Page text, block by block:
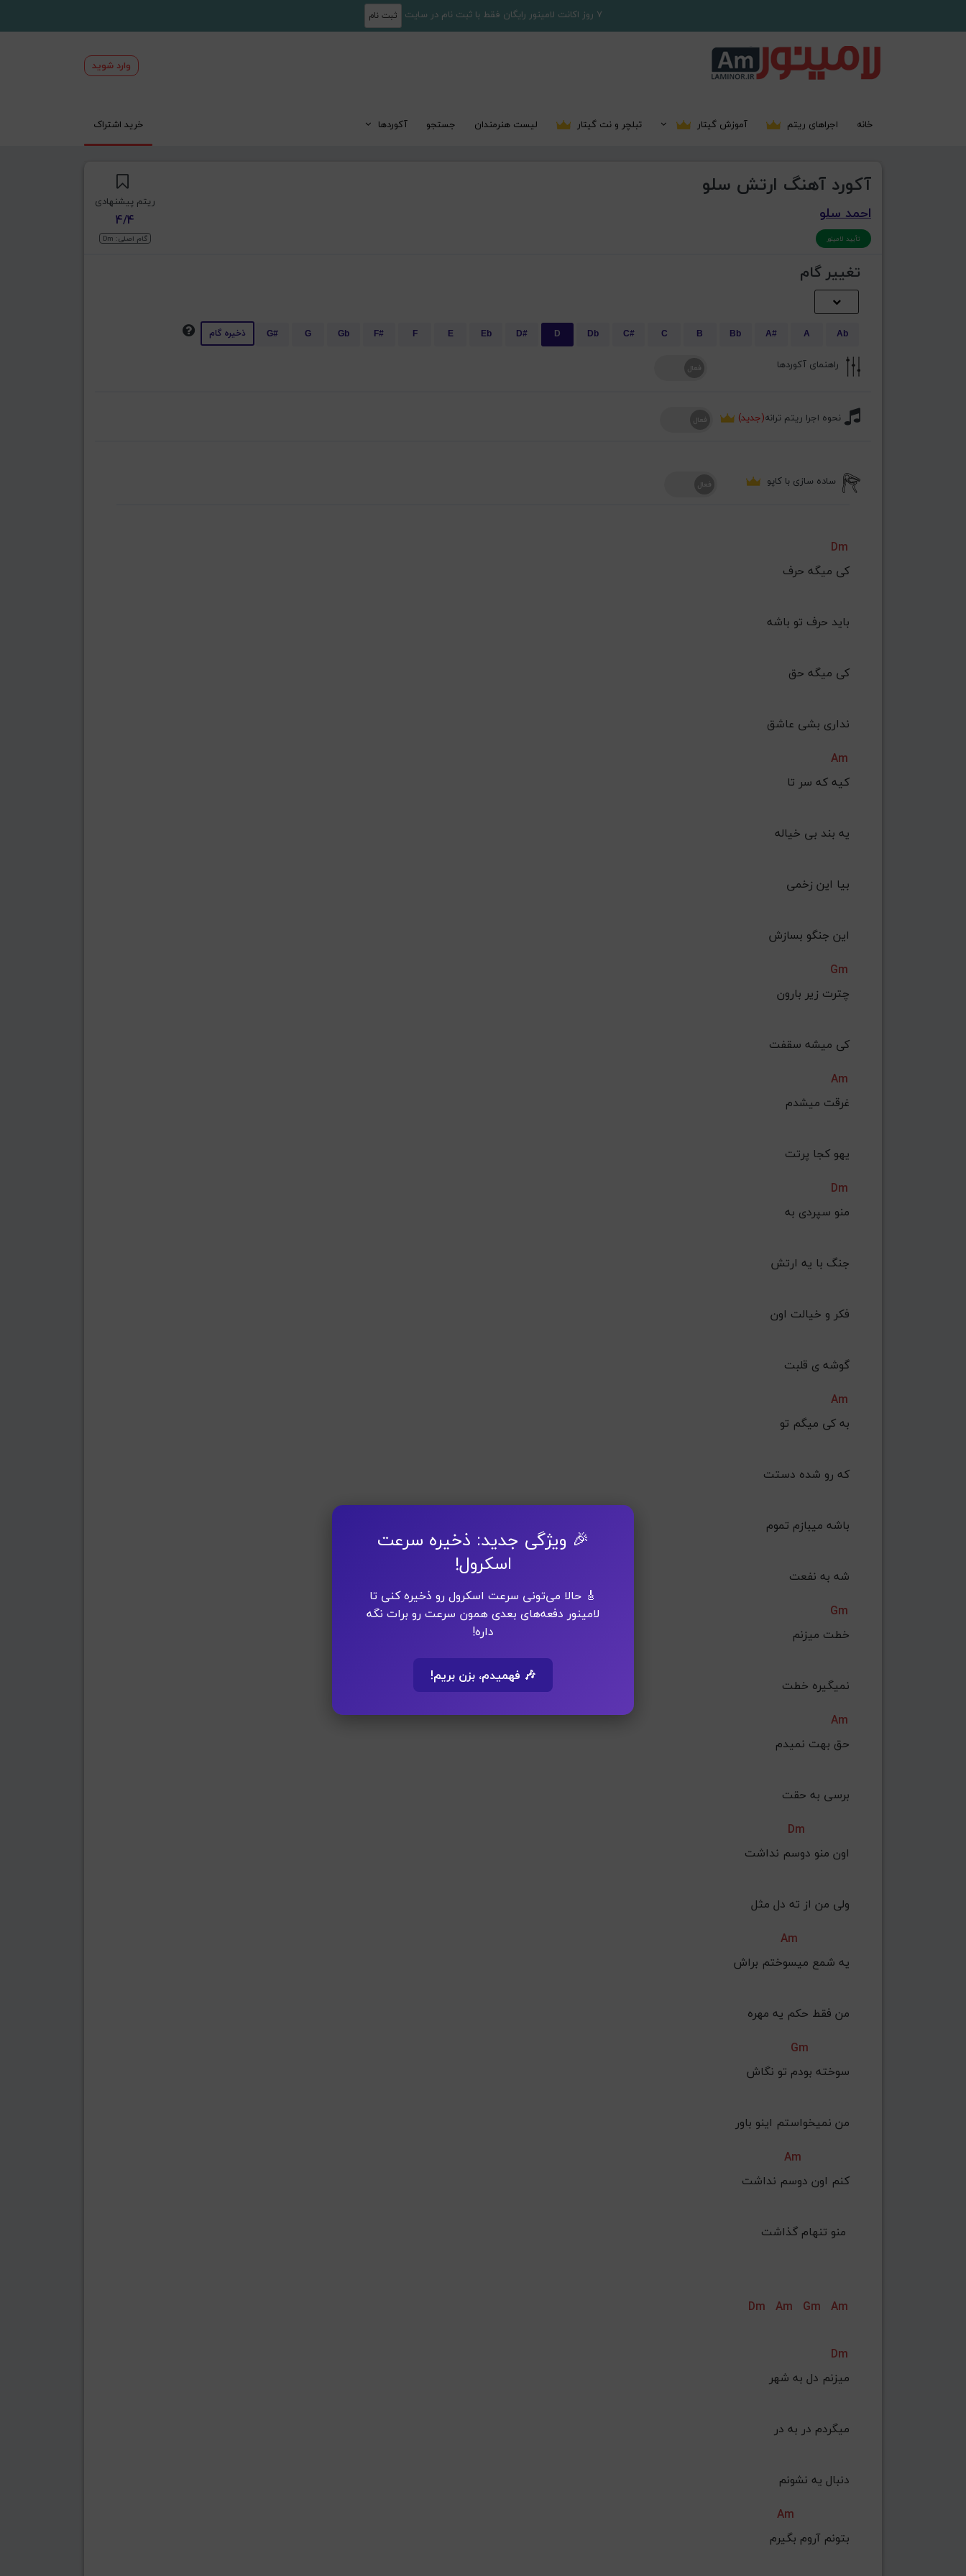
7 روز اکانت لامینور رایگان فقط با ثبت نام در سایت ثبت نام
وارد شوید
خانه اجراهای ریتم آموزش گیتار تبلچر و نت گیتار لیست هنرمندان جستجو آکوردها خرید اشتراک
آکورد آهنگ ارتش سلو
احمد سلو
تأیید لامینور
ریتم پیشنهادی
4/4
گام اصلی: Dm
تغییر گام
🎉 ویژگی جدید: ذخیره سرعت
اسکرول!
🎸 حالا می‌تونی سرعت اسکرول رو ذخیره کنی تا
لامینور دفعه‌های بعدی همون سرعت رو برات نگه
داره!
🎶 فهمیدم، بزن بریم!
Ab
A
A#
Bb
B
C
C#
Db
D
D#
Eb
E
F
F#
Gb
G
G# ذخیره گام
راهنمای آکوردها
نحوه اجرا ریتم ترانه(جدید)
ساده سازی با کاپو
Dm
کی میگه حرف
باید حرف تو باشه
کی میگه حق
نداری بشی عاشق
Am
کیه که سر تا
یه بند بی خیاله
بیا این زخمی
این جنگو بسازش
Gm
چترت زیر بارون
کی میشه سقفت
Am
غرقت میشدم
یهو کجا پرتت
Dm
منو سپردی به
جنگ با یه ارتش
فکر و خیالت اون
گوشه ی قلبت
Am
به کی میگم تو
که رو شده دستت
باشه میبازم تموم
شه به نفعت
Gm
خطت میزنم
نمیگیره خطت
Am
حق بهت نمیدم
برسی به حقت
Dm
اون منو دوسم نداشت
ولی من از ته دل مثل
Am
یه شمع میسوختم براش
من فقط حکم یه مهره
Gm
سوخته بودم تو نگاش
من نمیخواستم اینو باور
Am
کنم اون دوسم نداشت
Dm Am Gm Am
Dm
میزنم دل به شهر
میگردم در به در
دنبال یه نشونم
Am
بتونم آروم بگیرم